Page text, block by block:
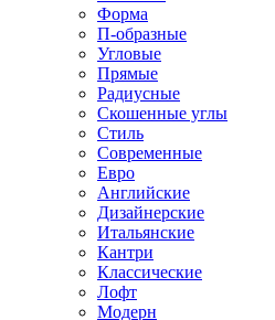
Форма
П-образные
Угловые
Прямые
Радиусные
Скошенные углы
Стиль
Современные
Евро
Английские
Дизайнерские
Итальянские
Кантри
Классические
Лофт
Модерн